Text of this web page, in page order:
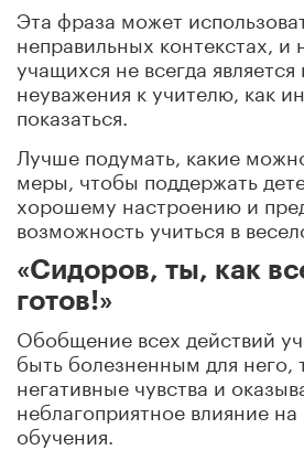
Эта фраза может
неправильных контекстах, и
учащихся не всегда
неуважения к учителю, как
показаться.
Лучше подумать, какие
меры, чтобы поддержать
хорошему настроению и
возможность учиться в
«Сидоров, ты, как
готов!»
Обобщение всех действий
быть болезненным для него,
негативные чувства и
неблагоприятное влияние
обучения.